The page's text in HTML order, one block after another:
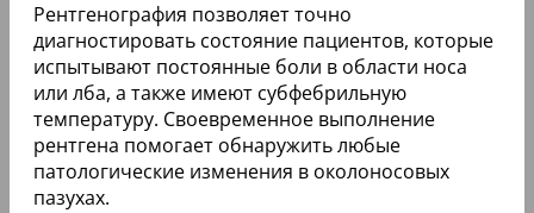
Рентгенография позволяет точно
диагностировать состояние пациентов, которые
испытывают постоянные боли в области носа
или лба, а также имеют субфебрильную
температуру. Своевременное выполнение
рентгена помогает обнаружить любые
патологические изменения в околоносовых
пазухах.